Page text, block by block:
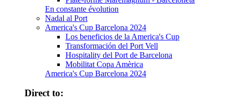
En constante évolution
Nadal al Port
America's Cup Barcelona 2024
Los beneficios de la America's Cup
Transformación del Port Vell
Hospitality del Port de Barcelona
Mobilitat Copa Amèrica
America's Cup Barcelona 2024
Direct to: